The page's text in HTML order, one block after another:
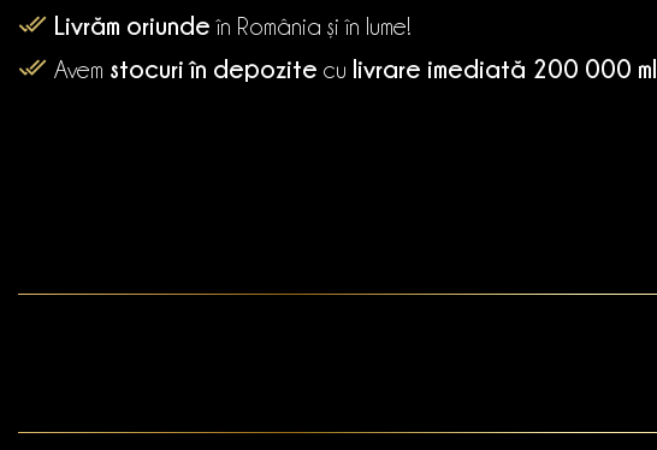
Livrăm oriunde în România și în lume!
Avem stocuri în depozite cu livrare imediată 200 000 ml